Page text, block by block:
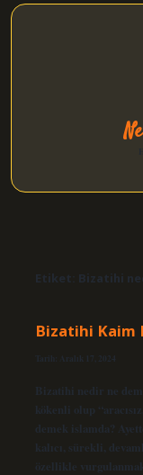
Etiket: Bizatihi
Bizatihi Kaim
Tarih: Aralık 17, 2024
Bizatihi nedir ne
kökenli olup
demek islamda?
kalıcı, sürekli,
özellikle